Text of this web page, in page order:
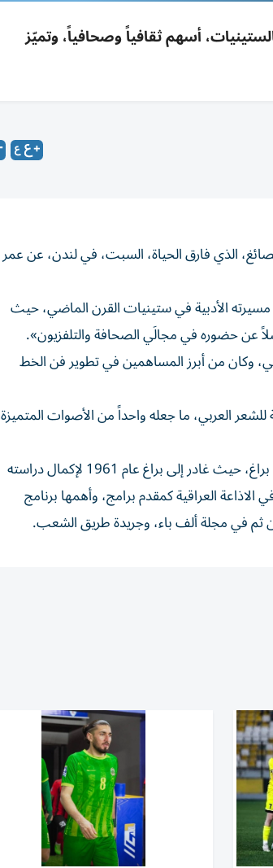
صادق الصائغ بلندن عن 90 عاماً؛ بدأ بالستينيات، أسهم ثقافياً وصحافياً، وتميّز
الذي فارق الحياة، السبت، في لندن، عن عمر
العراقية بغداد، وبدأ مسيرته الأدبية في ستينيات القرن الماضي، حيث
عن حضوره في مجالَي الصحافة والتلفزيون».
وكان من أبرز المساهمين في تطوير فن الخط
للشعر العربي، ما جعله واحداً من الأصوات المتميزة
يذكر أن الراحل صادق الصائغ حصل على بكالوريوس من كلية الأداب - قسم الفلسفة – براغ، حيث غادر إلى براغ عام 1961 لإكمال دراسته
القسم العربي لإذاعة براغ، ثم عاد إلى العراق عام 1967 ليعمل في الاذاعة العراقية كمقدم برامج، وأهمها برنامج
ثم في مجلة ألف باء، وجريدة طريق الشعب.